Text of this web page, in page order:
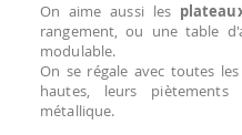
On aime aussi les
rangement, ou une table
modulable.
On se régale avec toutes
hautes, leurs
métallique.